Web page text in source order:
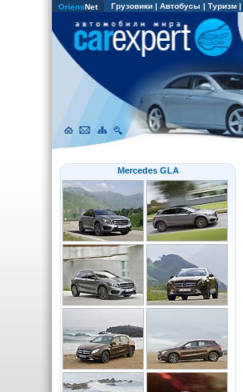
OriensNet Грузовики | Автобусы | Туризм |
Mercedes GLA